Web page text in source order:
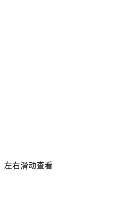
左右滑动查看